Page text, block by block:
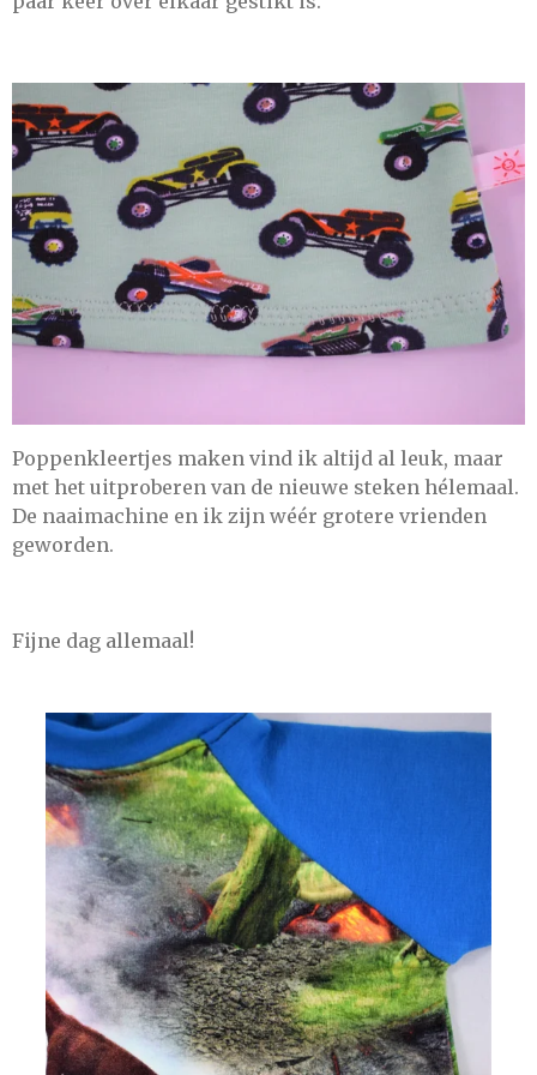
Poppenkleertjes maken vind ik altijd al leuk, maar
met het uitproberen van de nieuwe steken hélemaal.
De naaimachine en ik zijn wéér grotere vrienden
geworden.
Fijne dag allemaal!